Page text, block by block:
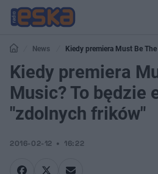
News
Kiedy premiera Must Be
"zdolnych frików"
Kiedy premiera
Music? To będzie
"zdolnych frików"
2016-02-12 16:22